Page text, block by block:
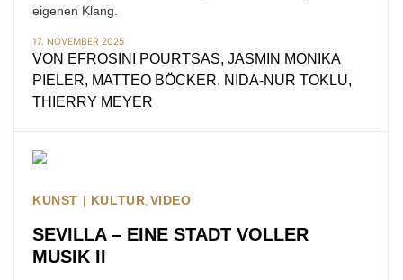
eigenen Klang.
17. NOVEMBER 2025
VON EFROSINI POURTSAS, JASMIN MONIKA
PIELER, MATTEO BÖCKER, NIDA-NUR TOKLU,
THIERRY MEYER
KUNST | KULTUR VIDEO
SEVILLA – EINE STADT VOLLER
MUSIK II